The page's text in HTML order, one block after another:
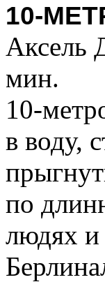
10-
Аксель
мин.
10-
в воду,
по
людях и